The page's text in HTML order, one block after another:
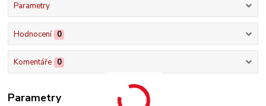
Parametry
Hodnocení 0
Komentáře 0
Parametry